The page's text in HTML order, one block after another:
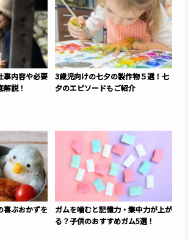
事内容や必要
説！
3歳児向けの七夕の製作物５選！七
夕のエピソードもご紹介
喜ぶおかずを
ガムを噛むと記憶力・集中力が上が
る？子供のおすすめガム5選！